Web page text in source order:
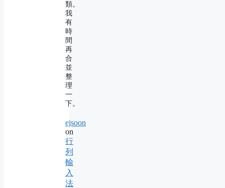
類。
我
有
時
間
再
合
並
整
理
一
下。
ejsoon
on
行
列
輸
入
法